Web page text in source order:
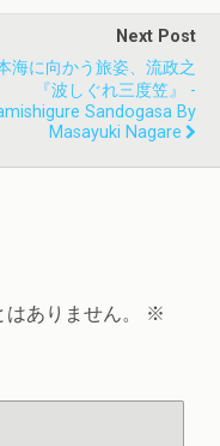
Next Post
海に向かう旅姿、流政之
『波しぐれ三度笠』 -
Sandogasa By
Masayuki Nagare
ありません。
※